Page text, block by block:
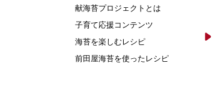
献海苔プロジェクトとは
子育て応援コンテンツ
海苔を楽しむレシピ
前田屋海苔を使ったレシピ